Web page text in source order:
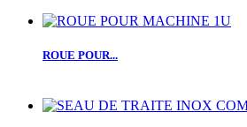
ROUE POUR...